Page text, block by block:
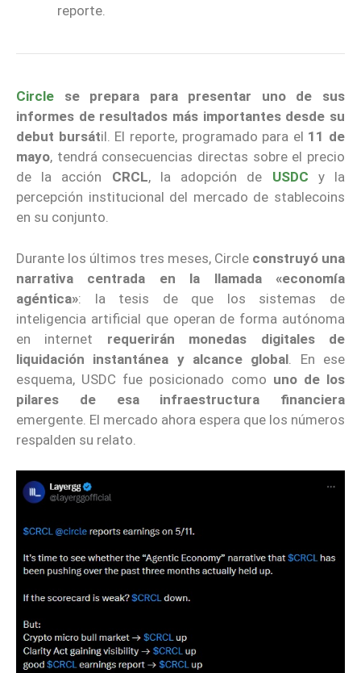
reporte.
Circle
se prepara para presentar uno de sus
informes de resultados más importantes desde su
debut bursátil. El reporte, programado para el 11 de
mayo, tendrá consecuencias directas sobre el precio
de la acción CRCL, la adopción de USDC
y la
percepción institucional del mercado de stablecoins
en su conjunto.
Durante los últimos tres meses, Circle construyó una
narrativa centrada en la llamada «economía
agéntica»: la tesis de que los sistemas de
inteligencia artificial que operan de forma autónoma
en internet requerirán monedas digitales de
liquidación instantánea y alcance global . En ese
esquema, USDC fue posicionado como uno de los
pilares
de esa infraestructura financiera
emergente. El mercado ahora espera que los números
respalden su relato.